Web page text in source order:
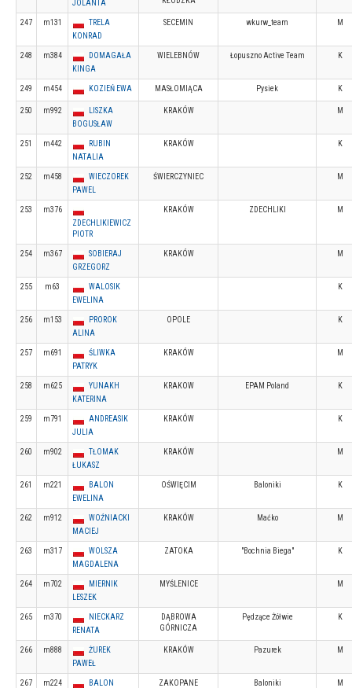
JOLANTA
247 m131
TRELA
KONRAD
SECEMIN wkurw_team M
248 m384
DOMAGAŁA
KINGA
WIELEBNÓW Łopuszno Active Team K
249 m454 KOZIEŃ EWA MASŁOMIĄCA Pysiek K
250 m992
LISZKA
BOGUSŁAW
KRAKÓW M
251 m442
RUBIN
NATALIA
KRAKÓW K
252 m458
WIECZOREK
PAWEL
ŚWIERCZYNIEC M
253
m376
ZDECHLIKIEWICZ
PIOTR
KRAKÓW ZDECHLIKI M
254 m367
SOBIERAJ
GRZEGORZ
KRAKÓW M
255 m63
WALOSIK
EWELINA
K
256 m153
PROROK
ALINA
OPOLE K
257 m691
ŚLIWKA
PATRYK
KRAKÓW M
258 m625
YUNAKH
KATERINA
KRAKOW EPAM Poland K
259 m791
ANDREASIK
JULIA
KRAKÓW K
260 m902
TŁOMAK
ŁUKASZ
KRAKÓW M
261 m221
BALON
EWELINA
OŚWIĘCIM Baloniki K
262 m912
WOŹNIACKI
MACIEJ
KRAKÓW Maćko M
263 m317
WOLSZA
MAGDALENA
ZATOKA "Bochnia Biega" K
264 m702
MIERNIK
LESZEK
MYŚLENICE M
265 m370
NIECKARZ
RENATA
DĄBROWA
GÓRNICZA
Pędzące Żółwie K
266 m888
ŻUREK
PAWEŁ
KRAKÓW Pazurek M
267 m224
BALON
ZAKOPANE Baloniki M